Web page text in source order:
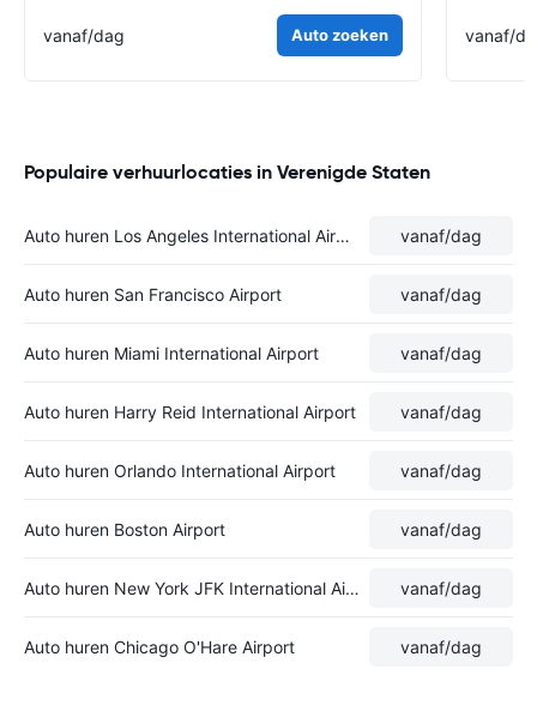
vanaf/dag Auto zoeken vanaf/
Populaire verhuurlocaties in Verenigde Staten
Auto huren Los Angeles International Airport vanaf/dag
Auto huren San Francisco Airport vanaf/dag
Auto huren Miami International Airport vanaf/dag
Auto huren Harry Reid International Airport vanaf/dag
Auto huren Orlando International Airport vanaf/dag
Auto huren Boston Airport vanaf/dag
Auto huren New York JFK International Airport vanaf/dag
Auto huren Chicago O'Hare Airport vanaf/dag